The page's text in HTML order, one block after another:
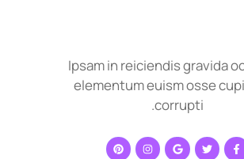
Ipsam in reiciendis gravida
elementum euism osse
corrupti.